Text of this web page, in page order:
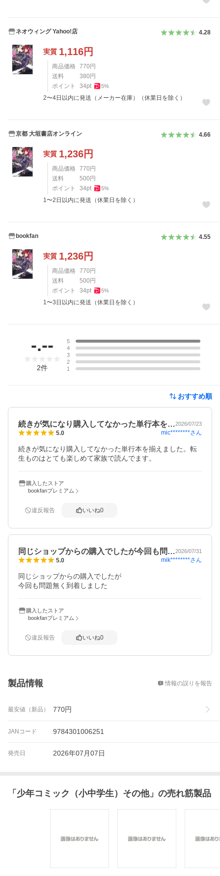
ネオウィング Yahoo!店 4.28
実質 1,116円
商品価格 770 円
送料
380 円
ポイント
34pt 5%
2〜4日以内に発送（メーカー在庫）（休業日を除く）
京都 大垣書店オンライン 4.66
実質 1,236円
商品価格 770 円
送料
500 円
ポイント
34pt 5%
1〜2日以内に発送（休業日を除く）
bookfan 4.55
実質 1,236円
商品価格 770 円
送料
500 円
ポイント
34pt 5%
1〜3日以内に発送（休業日を除く）
-.--
2件
5
4
3
2
1
おすすめ順
続きが気になり購入してなかった単行本を…2026/07/23
5.0 mic********さん
続きが気になり購入してなかった単行本を揃えました。転
生ものはとても楽しめて家族で読んでます。
購入したストア
bookfanプレミアム
違反報告 いいね0
同じショップからの購入でしたが今回も問…2026/07/31
5.0 mik********さん
同じショップからの購入でしたが
今回も問題無く到着しました
購入したストア
bookfanプレミアム
違反報告 いいね0
製品情報 情報の誤りを報告
最安値（新品） 770円
JANコード 9784301006251
発売日 2026年07月07日
「 少年コミック（小中学生）その他」の売れ筋製品